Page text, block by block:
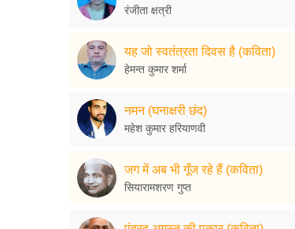
रंजीता क्षत्री
यह जो स्वतंत्रता दिवस है (कविता)
हेमन्त कुमार शर्मा
नमन (घनाक्षरी छंद)
महेश कुमार हरियाणवी
जग में अब भी गूँज रहे हैं (कविता)
सियारामशरण गुप्त